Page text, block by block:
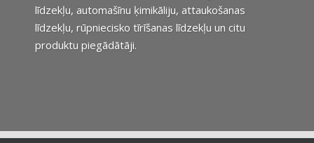
līdzekļu, automašīnu ķimikāliju, attaukošanas
līdzekļu, rūpniecisko tīrīšanas līdzekļu un citu
produktu piegādātāji.